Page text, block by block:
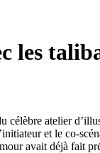
les
atelier
et le co-
avait déjà fait